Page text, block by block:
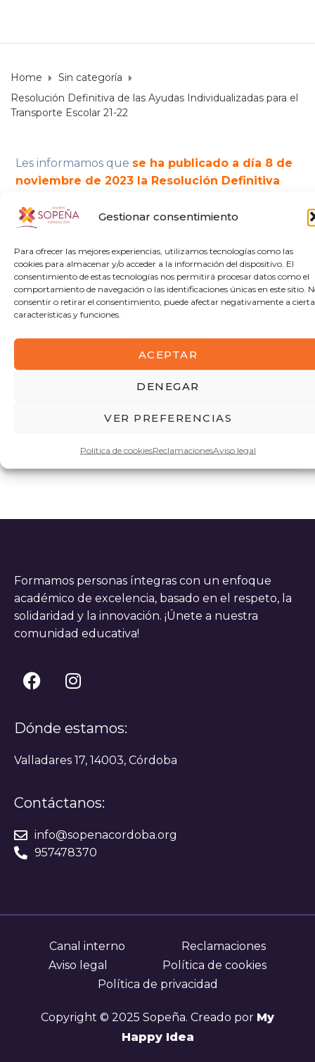
Gestionar consentimiento
Para ofrecer las mejores experiencias, utilizamos tecnologías como las
cookies para almacenar y/o acceder a la información del dispositivo. El
consentimiento de estas tecnologías nos permitirá procesar datos como el
comportamiento de navegación o las identificaciones únicas en este sitio.
consentir o retirar el consentimiento, puede afectar negativamente a
características y funciones.
ACEPTAR
DENEGAR
VER PREFERENCIAS
Política de cookiesReclamacionesAviso legal
Home
Sin categoría
Resolución Definitiva de las Ayudas Individualizadas para el
Transporte Escolar 21-22
Les informamos que se ha publicado a día 8 de
noviembre de 2023 la Resolución Definitiva
Transporte Escolar 21-22.
estado de su solicitud en elportal web de becas y
ayudas al estudio o a través de la secretaría
virtual de centros.
¡¡Gracias por vuestra atención!!
OFERTA EMPLEO
MANTENIMIENTO
DIFERENTES TIPOS DE
Formamos personas íntegras con un enfoque
académico de excelencia, basado en el respeto, la
solidaridad y la innovación. ¡Únete a nuestra
comunidad educativa!
Dónde estamos:
Valladares 17, 14003, Córdoba
Contáctanos:
info@sopenacordoba.org
957478370
Canal interno
Reclamaciones
Aviso legal
Política de cookies
Política de privacidad
Copyright © 2025 Sopeña. Creado por My
Happy Idea